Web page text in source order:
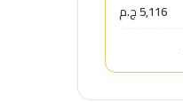
5,116 ج.م